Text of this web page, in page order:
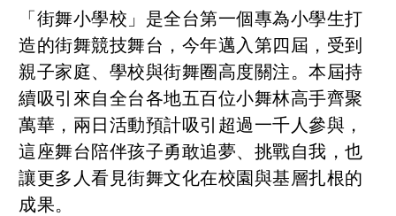
「街舞小學校」是全台第一個專為小學生打
造的街舞競技舞台，今年邁入第四屆，受到
親子家庭、學校與街舞圈高度關注。本屆持
續吸引來自全台各地五百位小舞林高手齊聚
萬華，兩日活動預計吸引超過一千人參與，
這座舞台陪伴孩子勇敢追夢、挑戰自我，也
讓更多人看見街舞文化在校園與基層扎根的
成果。